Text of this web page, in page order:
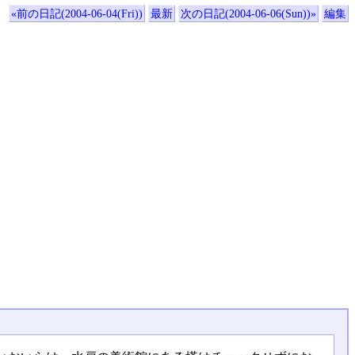
«前の日記(2004-06-04(Fri)) 最新 次の日記(2004-06-06(Sun))» 編集